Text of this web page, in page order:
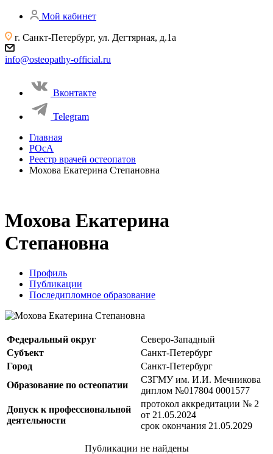
Мой кабинет
г. Санкт-Петербург, ул. Дегтярная, д.1а
info@osteopathy-official.ru
Вконтакте
Telegram
Главная
РОсА
Реестр врачей остеопатов
Мохова Екатерина Степановна
Мохова Екатерина
Степановна
Профиль
Публикации
Последипломное образование
Федеральный округ
Северо-Западный
Субъект
Санкт-Петербург
Город
Санкт-Петербург
Образование по остеопатии
СЗГМУ им. И.И. Мечникова
диплом №017804 0001577
Допуск к профессиональной
деятельности
протокол аккредитации № 2
от 21.05.2024
срок окончания 21.05.2029
Публикации не найдены